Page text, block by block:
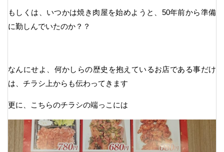
もしくは、いつかは焼き肉屋を始めようと、50年前から準備
に勤しんでいたのか？？
なんにせよ、何かしらの歴史を抱えているお店である事だけ
は、チラシ上からも伝わってきます
更に、こちらのチラシの端っこには